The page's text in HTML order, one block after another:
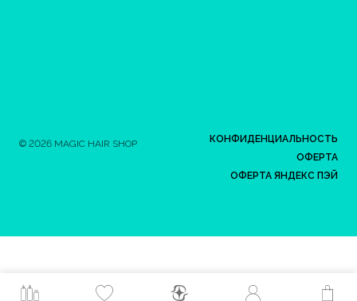
© 2026 MAGIC HAIR SHOP
КОНФИДЕНЦИАЛЬНОСТЬ
ОФЕРТА
ОФЕРТА ЯНДЕКС ПЭЙ